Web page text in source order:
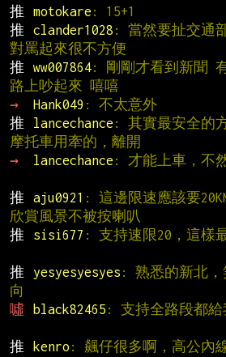
推
motokare : 15+1
推
clander1028 : 當然要扯交通
對罵起來很不方便
推
ww007864: 剛剛才看到新聞
路上吵起來 嘻嘻
→
Hank049 : 不太意外
推
lancechance : 其實最安全的
摩托車用牽的，離開
→
lancechance : 才能上車，不
推
aju0921 : 這邊限速應該要
欣賞風景不被按喇叭
推
sisi677 : 支持速限20，這樣
推
yesyesyesyes : 熟悉的新北，
向
噓
black82465 : 支持全路段都
推
kenro : 飆仔很多啊，高公內